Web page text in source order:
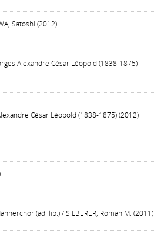
Satoshi (2012)
Alexandre César Léopold (1838-1875)
César Léopold (1838-1875) (2012)
(ad. lib.) / SILBERER, Roman M. (2011)